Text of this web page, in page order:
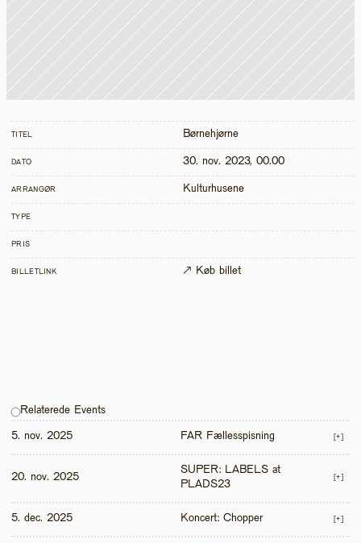
TITEL Børnehjørne
DATO 30. nov. 2023, 00.00
ARRANGØR Kulturhusene
TYPE
PRIS
BILLETLINK ↗ Køb billet
Relaterede Events
5. nov. 2025 FAR Fællesspisning [+]
20. nov. 2025
SUPER: LABELS at
PLADS23
[+]
5. dec. 2025 Koncert: Chopper [+]